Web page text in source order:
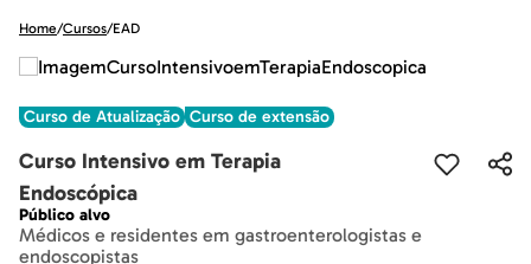
Home/Cursos/EAD
Curso de Atualização Curso de extensão
Curso Intensivo em Terapia
Endoscópica
Público alvo
Médicos e residentes em gastroenterologistas e
endoscopistas